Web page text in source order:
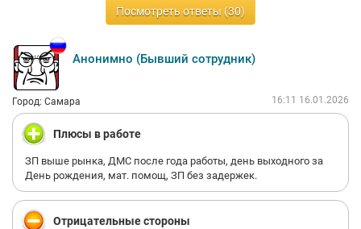
Посмотреть ответы (30)
Анонимно (Бывший сотрудник)
Город: Самара 16:11 16.01.2026
Плюсы в работе
ЗП выше рынка, ДМС после года работы, день выходного за
День рождения, мат. помощ, ЗП без задержек.
Отрицательные стороны